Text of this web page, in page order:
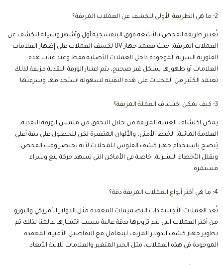
2؛ ما هي الطريقة الأولى للكشف عن العملات المزيفة؟
تُعتبر طريقة الفحص بالأشعة فوق البنفسجية أول وأشهر وسيلة للكشف عن
العملات المزيفة، حيث يعتمد جهاز UV لكشف العملات على إظهار العلامات
الفلورية السرية الموجودة داخل العملات الأصلية فقط وعند غياب هذه
العلامات أو ظهورها بشكل غير صحيح، يتم اعتبار الورقة النقدية مزيفة لذلك
تعتمد الكثير من المحلات على هذه التقنية لسهولة استخدامها وسرعتها.
3؛ كيف يمكن اكتشاف العملة المزيفة؟
يمكن اكتشاف العملة المزيفة من خلال التحقق من ملمس الورقة النقدية،
العلامة المائية، الخيط الأمني، والألوان المتغيرة لكن للحصول على دقة أعلى
يُنصح باستخدام جهاز كشف الفلوس للمحلات لأنه يختصر وقت الفحص
ويقلل الأخطاء البشرية، خاصة في الأماكن التي تشهد حركة بيع وشراء
مستمرة.
4؛ ما هي أكثر أنواع العملات المزيفة دقة؟
تُعد العملات الأجنبية ذات التصميمات المعقدة مثل الدولار الأمريكي واليورو
من أكثر العملات التي يتم تزويرها بدقة عالية بسبب انتشارها عالميًا لذلك تم
تطوير جهاز كشف الدولار المزيف ليتعامل مع التفاصيل الأمنية المعقدة
الموجودة في هذه العملات، مثل الحبر المتغير والعلامات ثلاثية الأبعاد.